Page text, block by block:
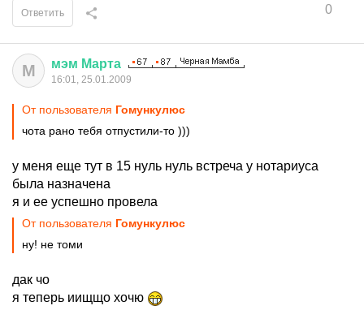
0
Ответить
М мэм Марта
16:01, 25.01.2009
От пользователя Гомункулюс
чота рано тебя отпустили-то )))
у меня еще тут в 15 нуль нуль встреча у нотариуса
была назначена
я и ее успешно провела
От пользователя Гомункулюс
ну! не томи
дак чо
я теперь иищщо хочю